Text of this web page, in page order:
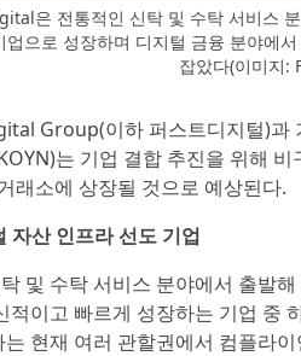
은 전통적인 신탁 및 수탁 서비스
업으로 성장하며 디지털 금융 분야에
잡았다(이미지:
Group(이하 퍼스트디지털)과
는 기업 결합 추진을 위해
래소에 상장될 것으로 예상된다.
자산 인프라 선도 기업
및 수탁 서비스 분야에서 출발
적이고 빠르게 성장하는 기업 중
현재 여러 관할권에서 컴플라